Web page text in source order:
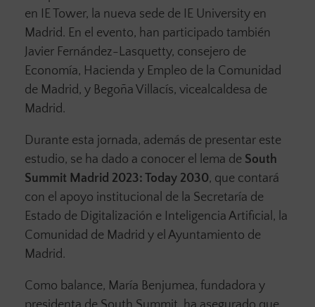
en IE Tower, la nueva sede de IE University en
Madrid. En el evento, han participado también
Javier Fernández-Lasquetty, consejero de
Economía, Hacienda y Empleo de la Comunidad
de Madrid, y Begoña Villacís, vicealcaldesa de
Madrid.
Durante esta jornada, además de presentar este
estudio, se ha dado a conocer el lema de South
Summit Madrid 2023: Today 2030, que contará
con el apoyo institucional de la Secretaría de
Estado de Digitalización e Inteligencia Artificial, la
Comunidad de Madrid y el Ayuntamiento de
Madrid.
Como balance, María Benjumea, fundadora y